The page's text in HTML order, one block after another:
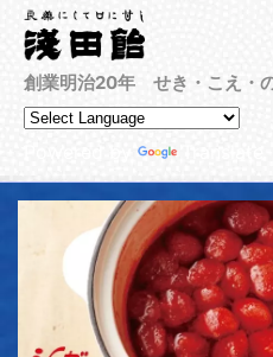
創業明治20年 せき・こえ・